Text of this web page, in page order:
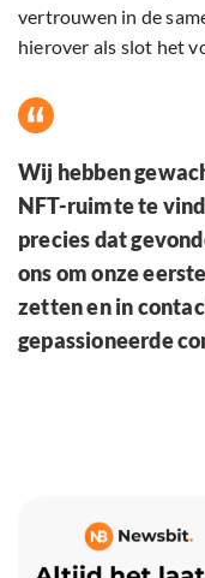
vertrouwen in de
hierover als slot het
Wij hebben
NFT-ruimte te
precies dat
ons om onze
zetten en in
gepassioneerde